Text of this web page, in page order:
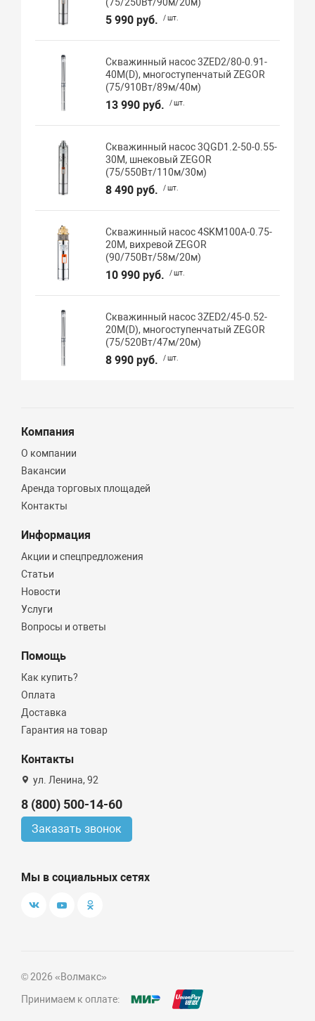
5 990 руб. / шт.
Скважинный насос 3ZED2/80-0.91-
40M(D), многоступенчатый ZEGOR
(75/910Вт/89м/40м)
13 990 руб. / шт.
Скважинный насос 3QGD1.2-50-0.55-
30M, шнековый ZEGOR
(75/550Вт/110м/30м)
8 490 руб. / шт.
Скважинный насос 4SKM100A-0.75-
20M, вихревой ZEGOR
(90/750Вт/58м/20м)
10 990 руб. / шт.
Скважинный насос 3ZED2/45-0.52-
20M(D), многоступенчатый ZEGOR
(75/520Вт/47м/20м)
8 990 руб. / шт.
Компания
О компании
Вакансии
Аренда торговых площадей
Контакты
Информация
Акции и спецпредложения
Статьи
Новости
Услуги
Вопросы и ответы
Помощь
Как купить?
Оплата
Доставка
Гарантия на товар
Контакты
ул. Ленина, 92
8 (800) 500-14-60
Заказать звонок
Мы в социальных сетях
© 2026 «Волмакс»
Принимаем к оплате: